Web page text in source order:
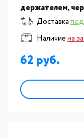
держателем,
Доставка
Наличиена
62